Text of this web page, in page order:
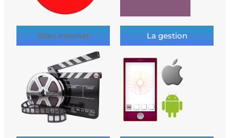
Sites Internet La gestion